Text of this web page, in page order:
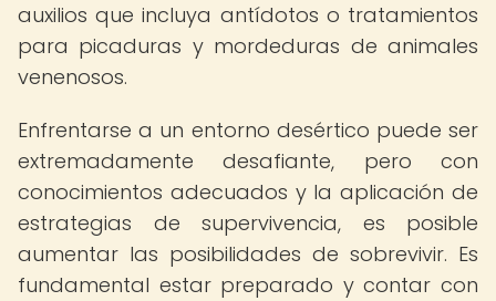
auxilios que incluya antídotos o tratamientos
para picaduras y mordeduras de animales
venenosos.
Enfrentarse a un entorno desértico puede ser
extremadamente desafiante, pero con
conocimientos adecuados y la aplicación de
estrategias de supervivencia, es posible
aumentar las posibilidades de sobrevivir. Es
fundamental estar preparado y contar con